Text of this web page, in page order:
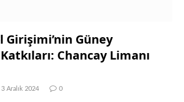
Girişimi’nin Güney
Chancay Limanı
3 Aralık 2024 0